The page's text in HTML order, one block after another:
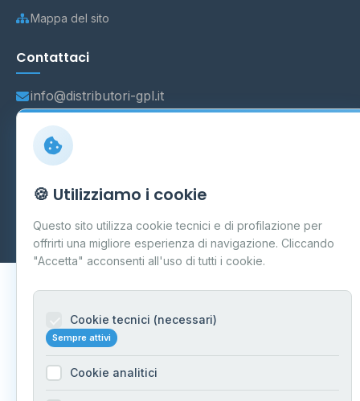
Mappa del sito
Contattaci
info@distributori-gpl.it
Carpi P.IVA 03859300364
Dati forniti daMinistero delle Imprese e del Made in Italy
Aggiornamento quotidiano
🍪 Utilizziamo i cookie
Questo sito utilizza cookie tecnici e di profilazione per
offrirti una migliore esperienza di navigazione. Cliccando
"Accetta" acconsenti all'uso di tutti i cookie.
Cookie tecnici (necessari)
Sempre attivi
Cookie analitici